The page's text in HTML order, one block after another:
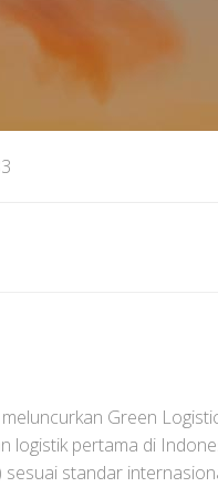
Green
logistik pertama di
standar